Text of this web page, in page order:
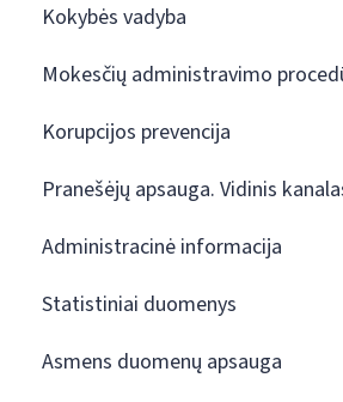
Kokybės vadyba
Mokesčių administravimo
Korupcijos prevencija
Pranešėjų apsauga. Vidinis
Administracinė informacija
Statistiniai duomenys
Asmens duomenų apsauga